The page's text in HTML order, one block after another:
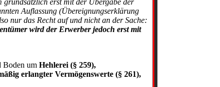
grundsätzlich erst mit der Übergabe der
Auflassung (Übereignungserklärung
nur das Recht auf und nicht an der Sache:
wird der Erwerber jedoch erst mit
Boden um Hehlerei (§ 259),
erlangter Vermögenswerte (§ 261),